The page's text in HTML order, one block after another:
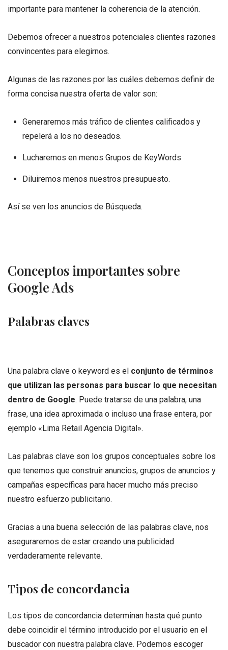
importante para mantener la coherencia de la atención.
Debemos ofrecer a nuestros potenciales clientes razones
convincentes para elegirnos.
Algunas de las razones por las cuáles debemos definir de
forma concisa nuestra oferta de valor son:
Generaremos más tráfico de clientes calificados y
repelerá a los no deseados.
Lucharemos en menos Grupos de KeyWords
Diluiremos menos nuestros presupuesto.
Así se ven los anuncios de Búsqueda.
Conceptos importantes sobre
Google Ads
Palabras claves
Una palabra clave o keyword es el conjunto de términos
que utilizan las personas para buscar lo que necesitan
dentro de Google. Puede tratarse de una palabra, una
frase, una idea aproximada o incluso una frase entera, por
ejemplo «Lima Retail Agencia Digital».
Las palabras clave son los grupos conceptuales sobre los
que tenemos que construir anuncios, grupos de anuncios y
campañas específicas para hacer mucho más preciso
nuestro esfuerzo publicitario.
Gracias a una buena selección de las palabras clave, nos
aseguraremos de estar creando una publicidad
verdaderamente relevante.
Tipos de concordancia
Los tipos de concordancia determinan hasta qué punto
debe coincidir el término introducido por el usuario en el
buscador con nuestra palabra clave. Podemos escoger